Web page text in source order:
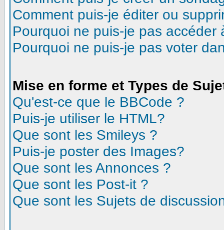
Comment puis-je éditer ou
Pourquoi ne puis-je pas accéder
Pourquoi ne puis-je pas voter
Mise en forme et Types de
Qu'est-ce que le BBCode ?
Puis-je utiliser le HTML?
Que sont les Smileys ?
Puis-je poster des Images?
Que sont les Annonces ?
Que sont les Post-it ?
Que sont les Sujets de